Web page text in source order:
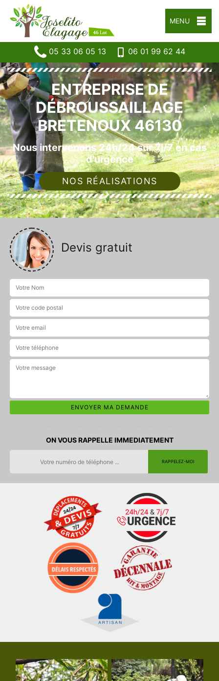
MENU
05 33 06 05 13 06 01 99 62 44
ENTREPRISE DE
DÉBROUSSAILLAGE
BRETENOUX 46130
Nous intervenons 24h/24 sur 7j/7 en cas
d'urgence
NOS RÉALISATIONS
Devis gratuit
ON VOUS RAPPELLE IMMEDIATEMENT